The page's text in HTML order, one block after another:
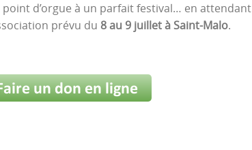
point d’orgue à un parfait festival… en attendant
prévu du 8 au 9 juillet à Saint-Malo.